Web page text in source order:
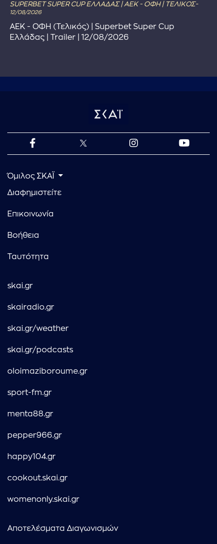
SUPERBET SUPER CUP ΕΛΛΑΔΑΣ | ΑΕΚ - ΟΦΗ | ΤΕΛΙΚΟΣ-
12/08/2026
ΑΕΚ - ΟΦΗ (Τελικός) | Superbet Super Cup
Ελλάδας | Trailer | 12/08/2026
Όμιλος ΣΚΑΪ
Διαφημιστείτε
Επικοινωνία
Βοήθεια
Ταυτότητα
skai.gr
skairadio.gr
skai.gr/weather
skai.gr/podcasts
oloimaziboroume.gr
sport-fm.gr
menta88.gr
pepper966.gr
happy104.gr
cookout.skai.gr
womenonly.skai.gr
Αποτελέσματα Διαγωνισμών